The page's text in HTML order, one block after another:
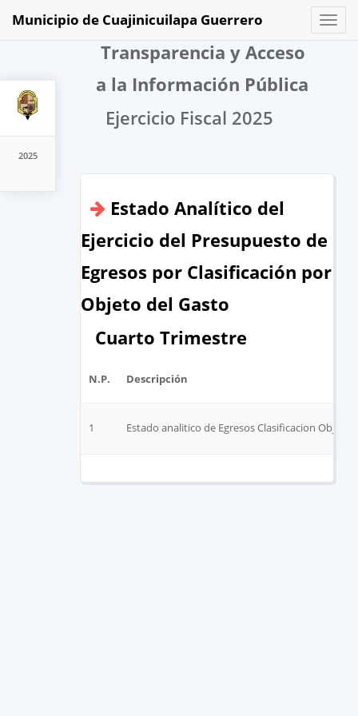
2025
Toggle
Municipio de Cuajinicuilapa Guerrero
Transparencia y Acceso
a la Información Pública
Ejercicio Fiscal 2025
Estado Analítico del
Ejercicio del Presupuesto de
Egresos por Clasificación por
Objeto del Gasto
Cuarto Trimestre
N.P. Descripción
1 Estado analitico de Egresos Clasificacion Objeto